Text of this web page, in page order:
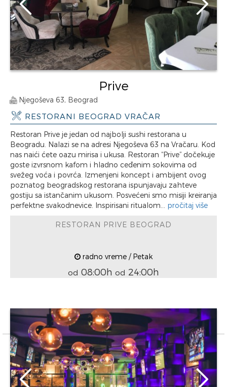
Prive
Njegoševa 63, Beograd
RESTORANI BEOGRAD VRAČAR
Restoran Prive je jedan od najbolji sushi restorana u
Beogradu. Nalazi se na adresi Njegoševa 63 na Vračaru. Kod
nas naići ćete oazu mirisa i ukusa. Restoran “Prive” dočekuje
goste izvrsnom kafom i hladno ceđenim sokovima od
svežeg voća i povrća. Izmenjeni koncept i ambijent ovog
poznatog beogradskog restorana ispunjavaju zahteve
gostiju sa istančanim ukusom. Posvećeni smo misiji kreiranja
perfektne svakodnevice. Inspirisani ritualom... pročitaj više
RESTORAN PRIVE BEOGRAD
radno vreme / Petak
od 08:00h od 24:00h